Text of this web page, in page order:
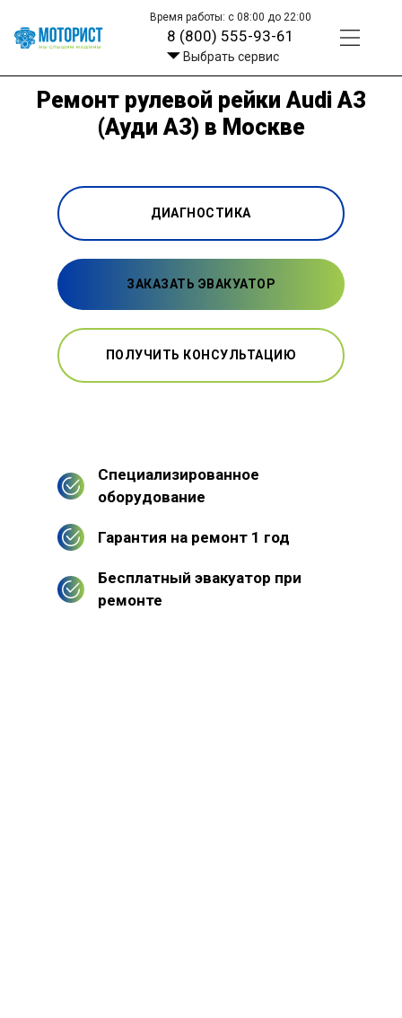
Время работы: с 08:00 до 22:00
8 (800) 555-93-61
Выбрать сервис
Ремонт рулевой рейки Audi A3
(Ауди А3) в Москве
ДИАГНОСТИКА
ЗАКАЗАТЬ ЭВАКУАТОР
ПОЛУЧИТЬ КОНСУЛЬТАЦИЮ
Специализированное
оборудование
Гарантия на ремонт 1 год
Бесплатный эвакуатор при
ремонте